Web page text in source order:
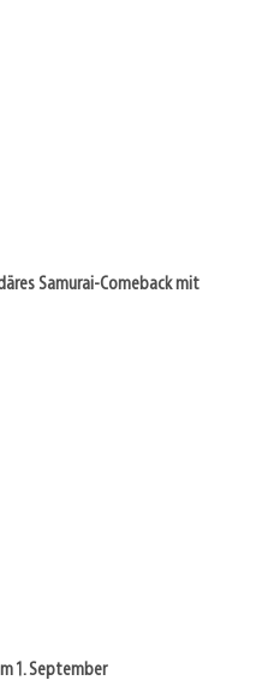
Samurai-Comeback mit
1. September